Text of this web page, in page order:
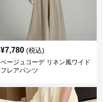
¥7,780 (税込)
ベージュコーデ リネン風ワイド
フレアパンツ